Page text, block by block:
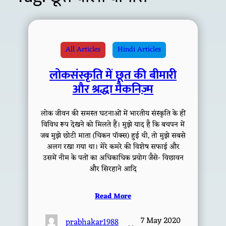
All Articles Hindi Articles
लोकसंस्कृति में छूत की बीमारी
और श्रद्धा मैकनिज़्म
लोक जीवन की समस्त घटनाओं में भारतीय संस्कृति के हीं
विविध रूप देखने को मिलते हैं। मुझे याद है कि बचपन में
जब मुझे छोटी माता (चिकन पॉक्स) हुई थी, तो मुझे सबसे
अलग रखा गया था। मेरे कमरे की विशेष सफाई और
उसमें नीम के पतों का अधिकाधिक प्रयोग जैसे- विछावन
और सिरहाने आदि
Read More
prabhakar1988 7 May 2020